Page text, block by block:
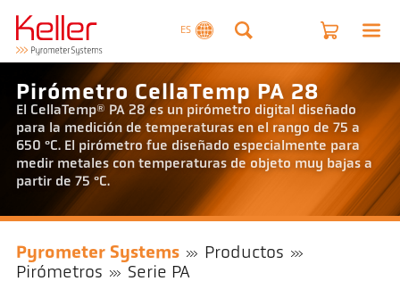
ES
Pirómetro CellaTemp PA 28
El CellaTemp® PA 28 es un pirómetro digital diseñado
para la medición de temperaturas en el rango de 75 a
650 °C. El pirómetro fue diseñado especialmente para
medir metales con temperaturas de objeto muy bajas a
partir de 75 °C.
Pyrometer Systems
Productos
Pirómetros
Serie PA